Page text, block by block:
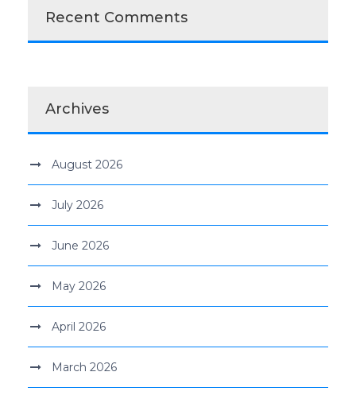
Recent Comments
Archives
August 2026
July 2026
June 2026
May 2026
April 2026
March 2026